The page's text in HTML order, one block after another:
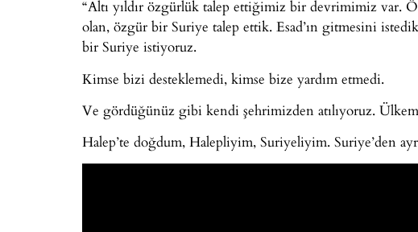
“Altı yıldır özgürlük talep ettiğimiz bir devrimimiz var.
olan, özgür bir Suriye talep ettik. Esad’ın gitmesini
bir Suriye istiyoruz.
Kimse bizi desteklemedi, kimse bize yardım etmedi.
Ve gördüğünüz gibi kendi şehrimizden atılıyoruz.
Halep’te doğdum, Halepliyim, Suriyeliyim. Suriye’den